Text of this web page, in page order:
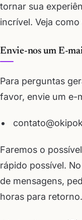
tornar sua
incrível. Veja
Envie-nos um E-
Para perguntas
favor, envie um e-
Faremos o
rápido possível.
de mensagens,
horas para retorno.